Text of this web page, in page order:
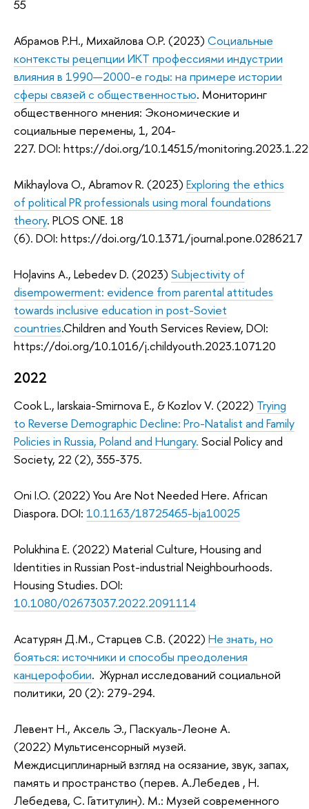
55
Абрамов Р.Н., Михайлова О.Р. (2023) Социальные
контексты рецепции ИКТ профессиями индустрии
влияния в 1990—2000-е годы: на примере истории
сферы связей с общественностью. Мониторинг
общественного мнения: Экономические и
социальные перемены, 1, 204-
227. DOI: https://doi.org/10.14515/
Mikhaylova O., Abramov R. (2023) Exploring the ethics
of political PR professionals using moral foundations
theory. PLOS ONE. 18
(6). DOI: https://doi.org/10.1371/journal.pone.0286217
Hoļavins A., Lebedev D. (2023) Subjectivity of
disempowerment: evidence from parental attitudes
towards inclusive education in post-Soviet
countries.Children and Youth Services Review, DOI:
https://doi.org/10.1016/j.childyouth.2023.107120
2022
Cook L., Iarskaia-Smirnova E., & Kozlov V. (2022) Trying
to Reverse Demographic Decline: Pro-Natalist and Family
Policies in Russia, Poland and Hungary. Social Policy and
Society, 22 (2), 355-375.
Oni I.O. (2022) You Are Not Needed Here. African
Diaspora. DOI: 10.1163/18725465-bja10025
Polukhina E. (2022) Material Сulture, Housing and
Identities in Russian Post-industrial Neighbourhoods.
Housing Studies. DOI:
10.1080/02673037.2022.2091114
Асатурян Д.М., Старцев С.В. (2022) Не знать, но
бояться: источники и способы преодоления
канцерофобии. Журнал исследований социальной
политики, 20 (2): 279-294.
Левент Н., Аксель Э., Паскуаль-Леоне А.
(2022) Мультисенсорный музей.
Междисциплинарный взгляд на осязание, звук, запах,
память и пространство (перев. А.Лебедев , Н.
Лебедева, С. Гатитулин). М.: Музей современного